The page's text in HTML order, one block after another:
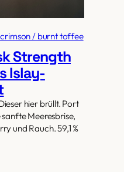
/ burnt toffee
Strength
Islay-
hier brüllt. Port
Meeresbrise,
und Rauch. 59,1 %